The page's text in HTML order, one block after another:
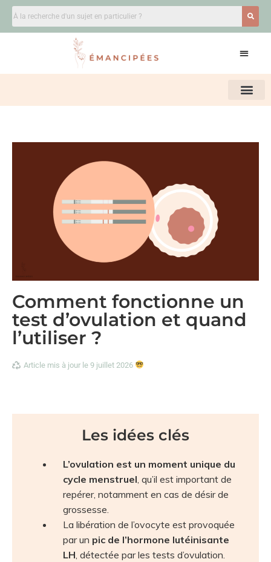
Comment fonctionne un
test d’ovulation et quand
l’utiliser ?
Article mis à jour le 9 juillet 2026
Les idées clés
L’ovulation est un moment unique du
cycle menstruel, qu’il est important de
repérer, notamment en cas de désir de
grossesse.
La libération de l’ovocyte est provoquée
par un pic de l’hormone lutéinisante
LH, détectée par les tests d’ovulation.